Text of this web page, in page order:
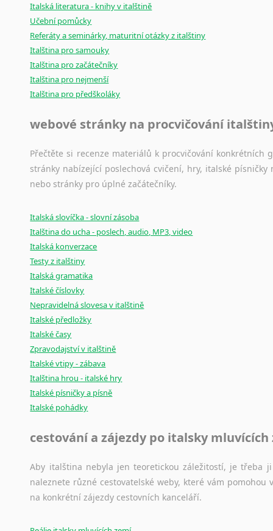
Italská literatura - knihy v italštině
Učební pomůcky
Referáty a seminárky, maturitní otázky z italštiny
Italština pro samouky
Italština pro začátečníky
Italština pro nejmenší
Italština pro předškoláky
webové stránky na procvičování
Přečtěte si recenze materiálů k procvičování
stránky nabízející poslechová cvičení, hry, italské
nebo stránky pro úplné začátečníky.
Italská slovíčka - slovní zásoba
Italština do ucha - poslech, audio, MP3, video
Italská konverzace
Testy z italštiny
Italská gramatika
Italské číslovky
Nepravidelná slovesa v italštině
Italské předložky
Italské časy
Zpravodajství v italštině
Italské vtipy - zábava
Italština hrou - italské hry
Italské písničky a písně
Italské pohádky
cestování a zájezdy po italsky mluvících
Aby italština nebyla jen teoretickou záležitostí, je třeba
naleznete různé cestovatelské weby, které vám
na konkrétní zájezdy cestovních kanceláří.